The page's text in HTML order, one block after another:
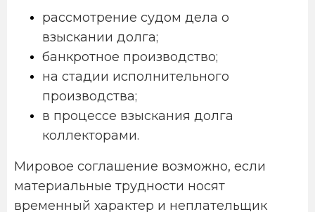
рассмотрение судом дела о
взыскании долга;
банкротное производство;
на стадии исполнительного
производства;
в процессе взыскания долга
коллекторами.
Мировое соглашение возможно, если
материальные трудности носят
временный характер и неплательщик